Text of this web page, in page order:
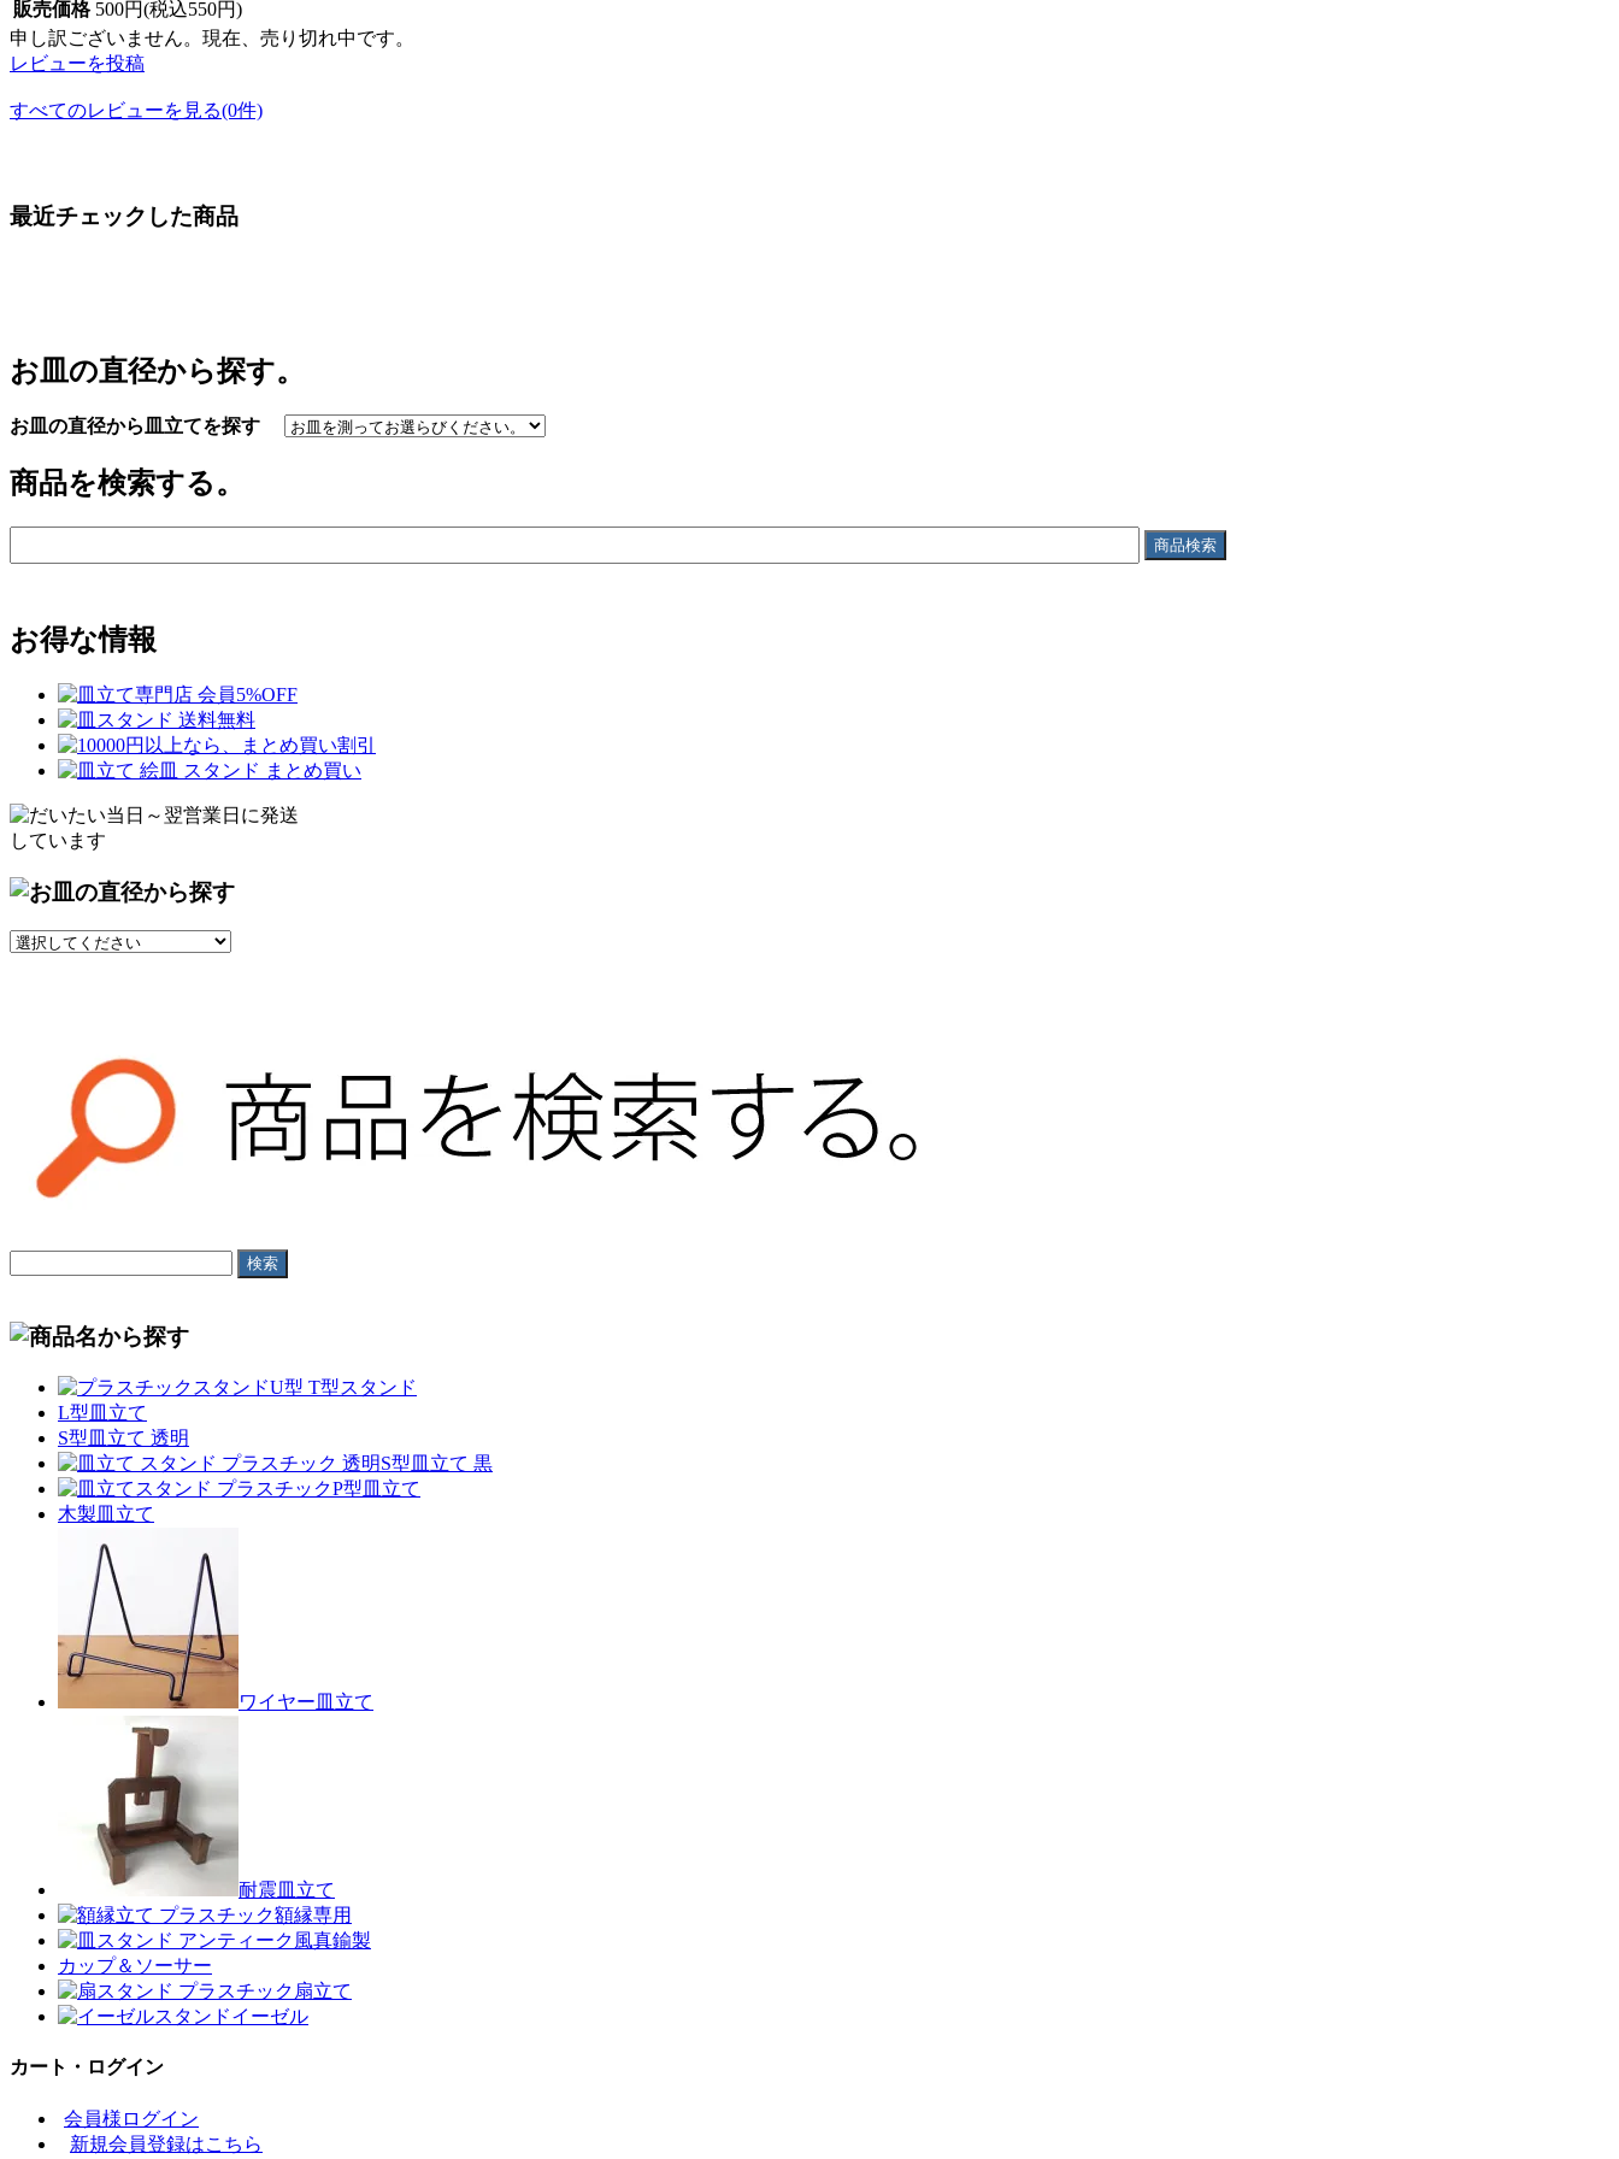
販売価格 500円(税込550円)
申し訳ございません。現在、売り切れ中です。
レビューを投稿
すべてのレビューを見る(0件)
最近チェックした商品
お皿の直径から探す。
お皿の直径から皿立てを探す
商品を検索する。
お得な情報
U型 T型スタンド
L型皿立て
S型皿立て 透明
S型皿立て 黒
P型皿立て
木製皿立て
ワイヤー皿立て
耐震皿立て
額縁専用
真鍮製
カップ＆ソーサー
扇立て
イーゼル
カート・ログイン
会員様ログイン
新規会員登録はこちら